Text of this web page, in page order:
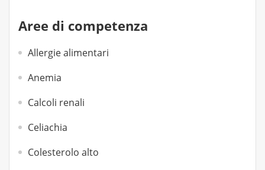
Aree di competenza
Allergie alimentari
Anemia
Calcoli renali
Celiachia
Colesterolo alto